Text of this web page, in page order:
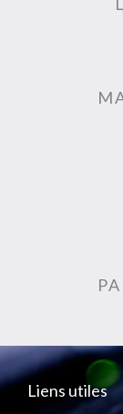
Liens utiles